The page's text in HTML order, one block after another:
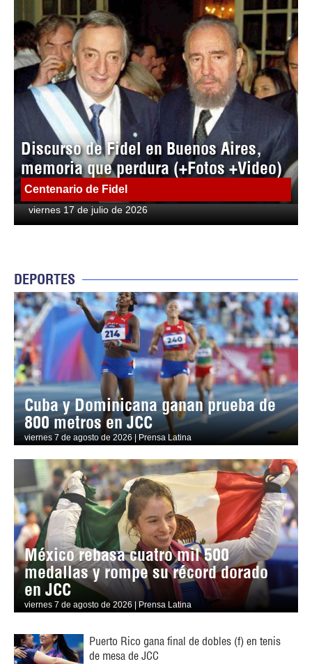
Discurso de Fidel en Buenos Aires,
memoria que perdura (+Fotos +Video)
Centenario de Fidel
viernes 17 de julio de 2026
DEPORTES
Cuba y Dominicana ganan prueba de
800 metros en JCC
viernes 7 de agosto de 2026 | Prensa Latina
México rebasa cuatro mil 500
medallas y rompe su récord dorado
en JCC
viernes 7 de agosto de 2026 | Prensa Latina
Puerto Rico gana final de dobles (f) en tenis
de mesa de JCC